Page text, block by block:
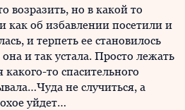
возразить, но в какой то
как об избавлении посетили и
и терпеть ее становилось
и так устала. Просто лежать
то спасительного
не случиться, а
уйдет…